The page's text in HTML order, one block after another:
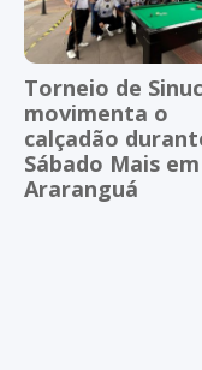
Torneio de
movimenta o
calçadão
Sábado Mais em
Araranguá